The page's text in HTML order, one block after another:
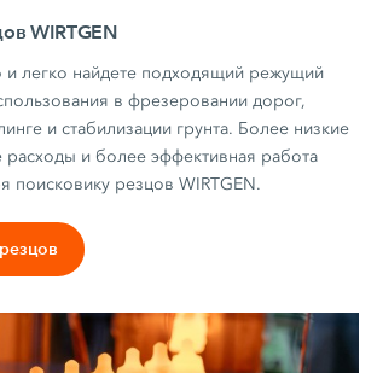
WIRTGEN
и легко найдете подходящий режущий
в фрезеровании дорог,
и стабилизации грунта. Более низкие
расходы и более эффективная работа
поисковику резцов WIRTGEN.